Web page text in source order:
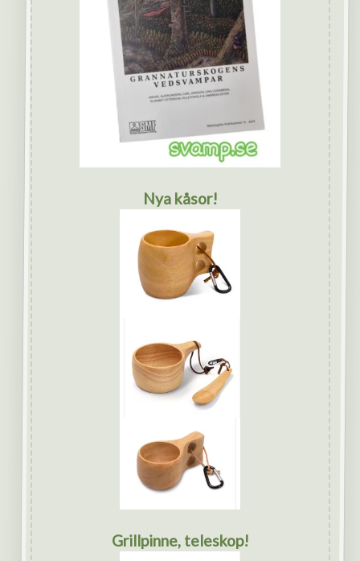
Nya kåsor!
Grillpinne, teleskop!